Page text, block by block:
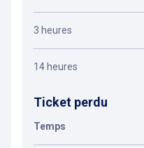
3 heures
14 heures
Ticket perdu
Temps